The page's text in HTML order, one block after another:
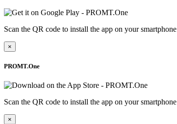
Scan the QR code to install the app on your smartphone
×
PROMT.One
Scan the QR code to install the app on your smartphone
×